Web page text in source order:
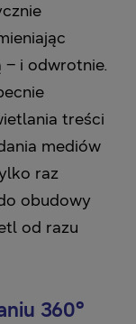
i odwrotnie.
treści
mediów
raz
obudowy
od razu
360°